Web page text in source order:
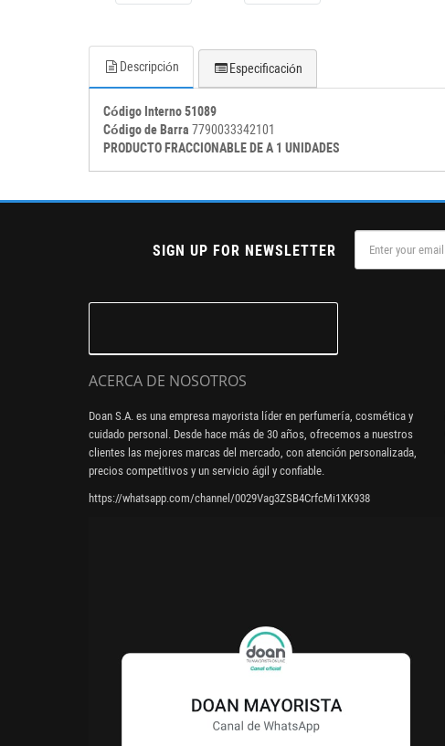
Descripción Especificación
Código Interno 51089
Código de Barra 7790033342101
PRODUCTO FRACCIONABLE DE A 1 UNIDADES
SIGN UP FOR NEWSLETTER
ACERCA DE NOSOTROS
Doan S.A. es una empresa mayorista líder en perfumería, cosmética y
cuidado personal. Desde hace más de 30 años, ofrecemos a nuestros
clientes las mejores marcas del mercado, con atención personalizada,
precios competitivos y un servicio ágil y confiable.
https://whatsapp.com/channel/0029Vag3ZSB4CrfcMi1XK938